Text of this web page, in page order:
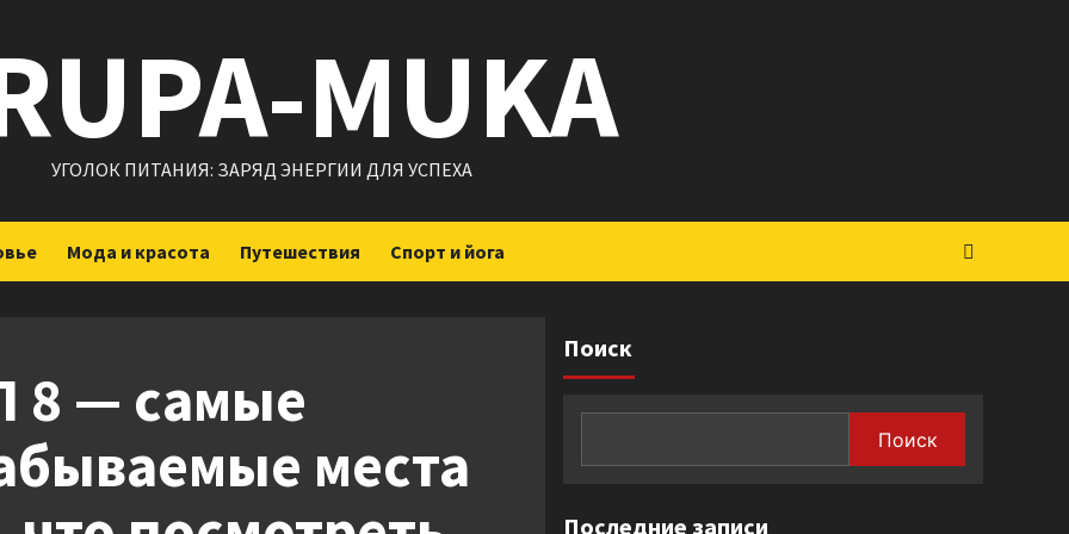
MUKA
УГОЛОК ПИТАНИЯ: ЗАРЯД ЭНЕРГИИ ДЛЯ УСПЕХА
Мода и красота Путешествия Спорт и йога
8 — самые
места
Поиск
Поиск
Последние записи